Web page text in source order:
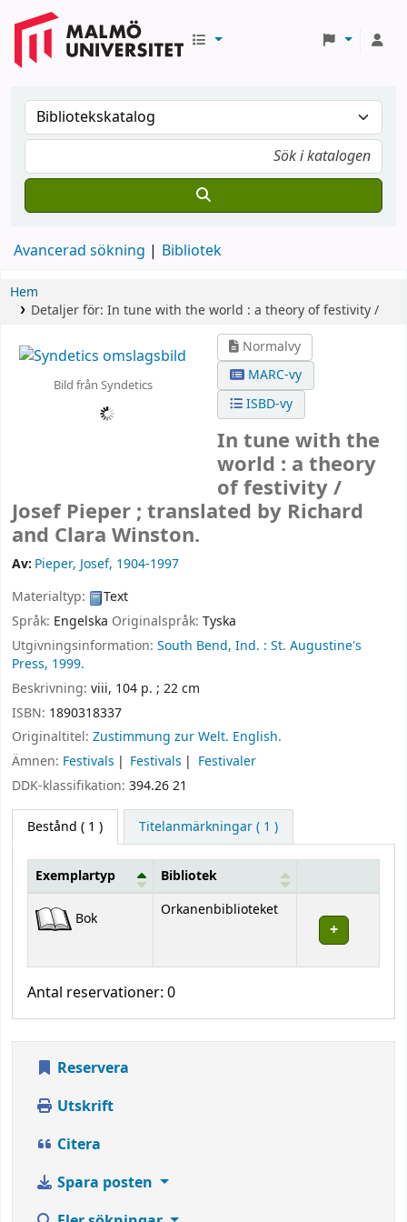
Avancerad sökning Bibliotek
Hem
Detaljer för: In tune with the world : a theory of festivity /
Bild från Syndetics
Normalvy
MARC-vy
ISBD-vy
In tune with the
world : a theory
of festivity /
Josef Pieper ; translated by Richard
and Clara Winston.
Av: Pieper, Josef, 1904-1997
Materialtyp:
Text
Språk: Engelska Originalspråk: Tyska
Utgivningsinformation: South Bend, Ind. : St. Augustine's
Press, 1999.
Beskrivning: viii, 104 p. ; 22 cm
ISBN: 1890318337
Originaltitel: Zustimmung zur Welt. English.
Ämnen: Festivals Festivals
Festivaler
DDK-klassifikation: 394.26 21
Bestånd ( 1 ) Titelanmärkningar ( 1 )
Bestånd
Exemplartyp Bibliotek
Bok Orkanenbiblioteket
Antal reservationer: 0
Reservera
Utskrift
Citera
Spara posten